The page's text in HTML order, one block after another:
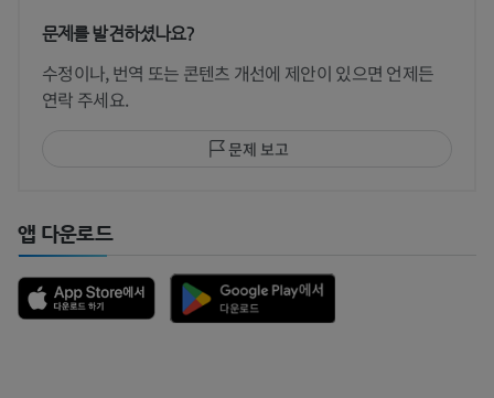
문제를 발견하셨나요?
수정이나, 번역 또는 콘텐츠 개선에 제안이 있으면 언제든
연락 주세요.
문제 보고
앱 다운로드